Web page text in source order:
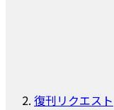
復刊リクエスト